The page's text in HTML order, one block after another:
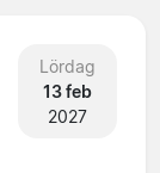
Lördag
13 feb
2027